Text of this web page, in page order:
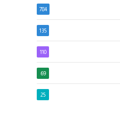
784
135
110
69
25